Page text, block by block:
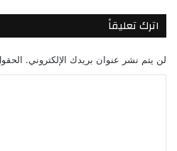
اترك تعليقاً
لن يتم نشر عنوان بريدك الإلكتروني.